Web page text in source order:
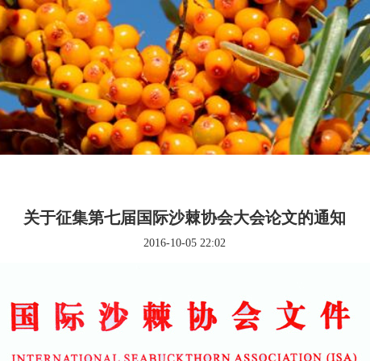
关于征集第七届国际沙棘协会大会论文的通知
2016-10-05 22:02